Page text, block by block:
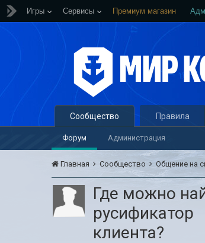
Игры Сервисы Премиум магазин
Сообщество
Форум Администрация
Правила
Главная Сообщество Общение на
Где можно
русификатор
клиента?